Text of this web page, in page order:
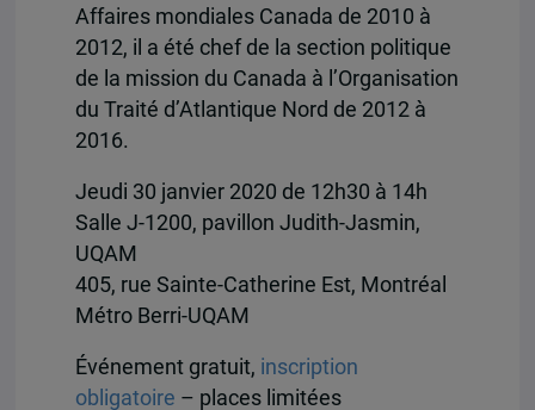
Affaires mondiales Canada de 2010 à
2012, il a été chef de la section politique
de la mission du Canada à l’Organisation
du Traité d’Atlantique Nord de 2012 à
2016.
Jeudi 30 janvier 2020 de 12h30 à 14h
Salle J-1200, pavillon Judith-Jasmin,
UQAM
405, rue Sainte-Catherine Est, Montréal
Métro Berri-UQAM
Événement gratuit, inscription
obligatoire – places limitées